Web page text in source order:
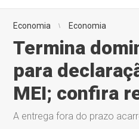
Economia Economia
Termina
para
MEI; confira
A entrega fora do prazo